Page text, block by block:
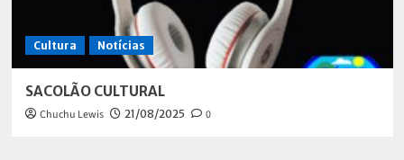
Cultura Notícias
SACOLÃO CULTURAL
Chuchu Lewis 21/08/2025 0